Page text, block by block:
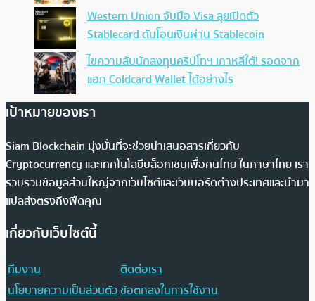
Western Union จับมือ Visa ลุยเปิดตัว
Stablecard ดันโอนเงินผ่าน Stablecoin
ไขความลับนักลงทุนคริปโทฯ เกาหลีใต้! รอดจาก
แฮก Coldcard Wallet ได้อย่างไร
เป้าหมายของเรา
Siam Blockchain มุ่งมั่นที่จะช่วยนำเสนอสารเกี่ยวกับ
Cryptocurrency และเทคโนโลยีบล็อกเชนเพื่อคนไทย ในภาษาไทย เรา
รวบรวมข้อมูลส่วนใหญ่จากเว็บไซต์และเว็บบอร์ดต่างประเทศและนำมา
แปลส่งตรงถึงฟีดคุณ
เกี่ยวกับเว็บไซต์นี้
ทีมงาน
ติดต่อเรา
นโยบายความเป็นส่วนตัวข้อตกลงในการใช้งาน